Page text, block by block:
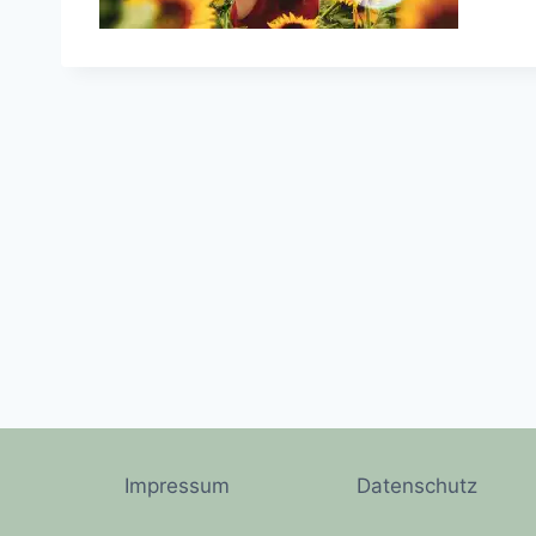
Impressum Datenschutz